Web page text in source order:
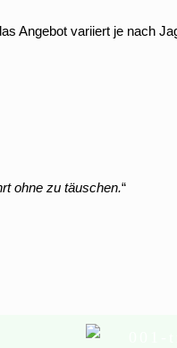
Angebot variiert je nach
ohne zu täuschen.“